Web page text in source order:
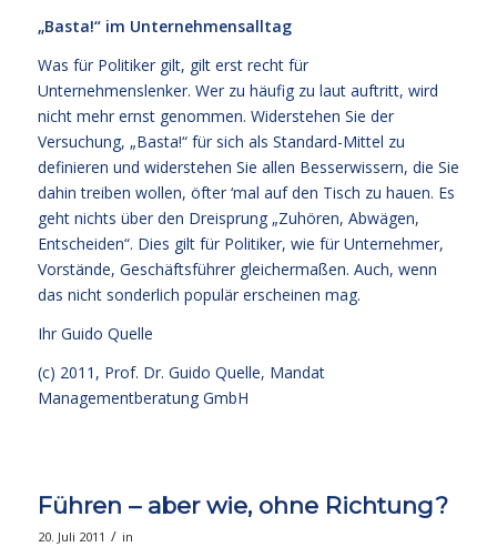
„Basta!“ im Unternehmensalltag
Was für Politiker gilt, gilt erst recht für
Unternehmenslenker. Wer zu häufig zu laut auftritt, wird
nicht mehr ernst genommen. Widerstehen Sie der
Versuchung, „Basta!“ für sich als Standard-Mittel zu
definieren und widerstehen Sie allen Besserwissern, die Sie
dahin treiben wollen, öfter ‘mal auf den Tisch zu hauen. Es
geht nichts über den Dreisprung „Zuhören, Abwägen,
Entscheiden“. Dies gilt für Politiker, wie für Unternehmer,
Vorstände, Geschäftsführer gleichermaßen. Auch, wenn
das nicht sonderlich populär erscheinen mag.
Ihr Guido Quelle
(c) 2011, Prof. Dr. Guido Quelle, Mandat
Managementberatung GmbH
Führen – aber wie, ohne Richtung?
20. Juli 2011 / in